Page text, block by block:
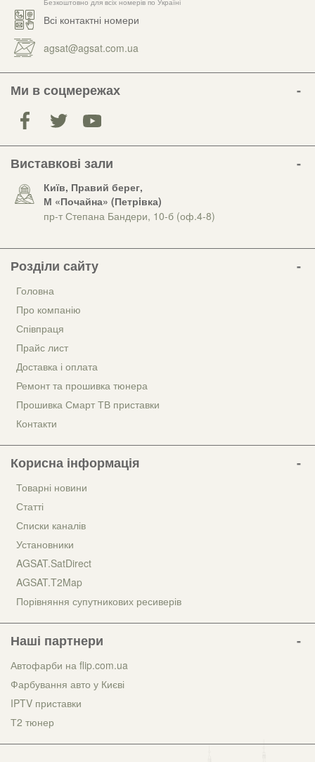
Безкоштовно для всіх номерів по Україні
Всі контактні номери
agsat@agsat.com.ua
Ми в соцмережах
Виставкові зали
Київ, Правий берег,
М «Почайна» (Петрiвка)
пр-т Степана Бандери, 10-б (оф.4-8)
Розділи сайту
Головна
Про компанію
Співпраця
Прайс лист
Доставка і оплата
Ремонт та прошивка тюнера
Прошивка Смарт ТВ приставки
Контакти
Корисна інформація
Товарні новини
Статті
Списки каналів
Установники
AGSAT.SatDirect
AGSAT.T2Map
Порівняння супутникових ресиверів
Наші партнери
Автофарби на flip.com.ua
Фарбування авто у Києві
IPTV приставки
Т2 тюнер